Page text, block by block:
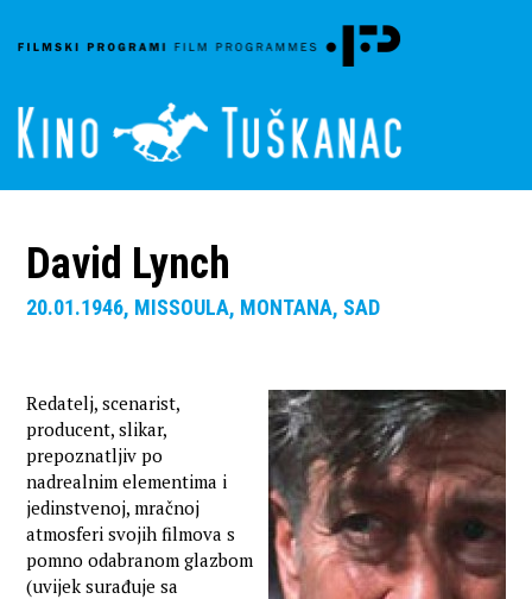
David Lynch
20.01.1946, MISSOULA, MONTANA, SAD
Redatelj, scenarist,
producent, slikar,
prepoznatljiv po
nadrealnim elementima i
jedinstvenoj, mračnoj
atmosferi svojih filmova s
pomno odabranom glazbom
(uvijek surađuje sa